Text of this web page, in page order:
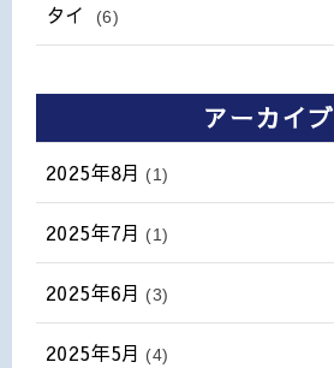
タイ (6)
アーカイブ
2025年8月 (1)
2025年7月 (1)
2025年6月 (3)
2025年5月 (4)